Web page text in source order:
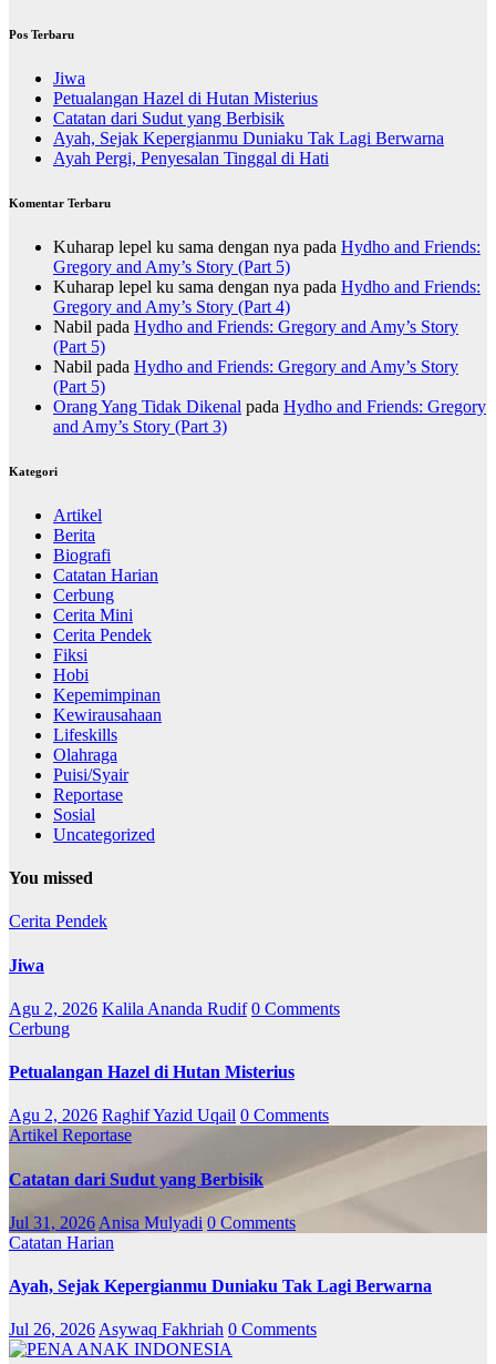
Pos Terbaru
Jiwa
Petualangan Hazel di Hutan Misterius
Catatan dari Sudut yang Berbisik
Ayah, Sejak Kepergianmu Duniaku Tak Lagi Berwarna
Ayah Pergi, Penyesalan Tinggal di Hati
Komentar Terbaru
Kuharap lepel ku sama dengan nya pada Hydho and Friends:
Gregory and Amy’s Story (Part 5)
Kuharap lepel ku sama dengan nya pada Hydho and Friends:
Gregory and Amy’s Story (Part 4)
Nabil pada Hydho and Friends: Gregory and Amy’s Story
(Part 5)
Nabil pada Hydho and Friends: Gregory and Amy’s Story
(Part 5)
Orang Yang Tidak Dikenal pada Hydho and Friends: Gregory
and Amy’s Story (Part 3)
Kategori
Artikel
Berita
Biografi
Catatan Harian
Cerbung
Cerita Mini
Cerita Pendek
Fiksi
Hobi
Kepemimpinan
Kewirausahaan
Lifeskills
Olahraga
Puisi/Syair
Reportase
Sosial
Uncategorized
You missed
Cerita Pendek
Jiwa
Agu 2, 2026 Kalila Ananda Rudif 0 Comments
Cerbung
Petualangan Hazel di Hutan Misterius
Agu 2, 2026 Raghif Yazid Uqail 0 Comments
Artikel Reportase
Catatan dari Sudut yang Berbisik
Jul 31, 2026 Anisa Mulyadi 0 Comments
Catatan Harian
Ayah, Sejak Kepergianmu Duniaku Tak Lagi Berwarna
Jul 26, 2026 Asywaq Fakhriah 0 Comments